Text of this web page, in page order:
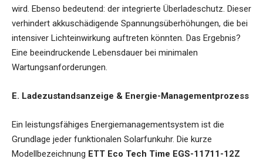
wird. Ebenso bedeutend: der integrierte Überladeschutz. Dieser
verhindert akkuschädigende Spannungsüberhöhungen, die bei
intensiver Lichteinwirkung auftreten könnten. Das Ergebnis?
Eine beeindruckende Lebensdauer bei minimalen
Wartungsanforderungen.
E. Ladezustandsanzeige & Energie-Managementprozess
Ein leistungsfähiges Energiemanagementsystem ist die
Grundlage jeder funktionalen Solarfunkuhr. Die kurze
Modellbezeichnung ETT Eco Tech Time EGS-11711-12Z